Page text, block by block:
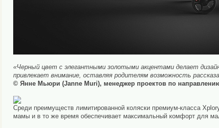
«Черный цвет с элегантными золотыми акцентами делает
привлекает внимание, оставляя родителям возможность
© Янне Мьюри (Janne Muri), менеджер проектов по
Среди преимуществ лимитированной коляски премиум-класса
мамы и в то же время обеспечивает максимальный комфорт для